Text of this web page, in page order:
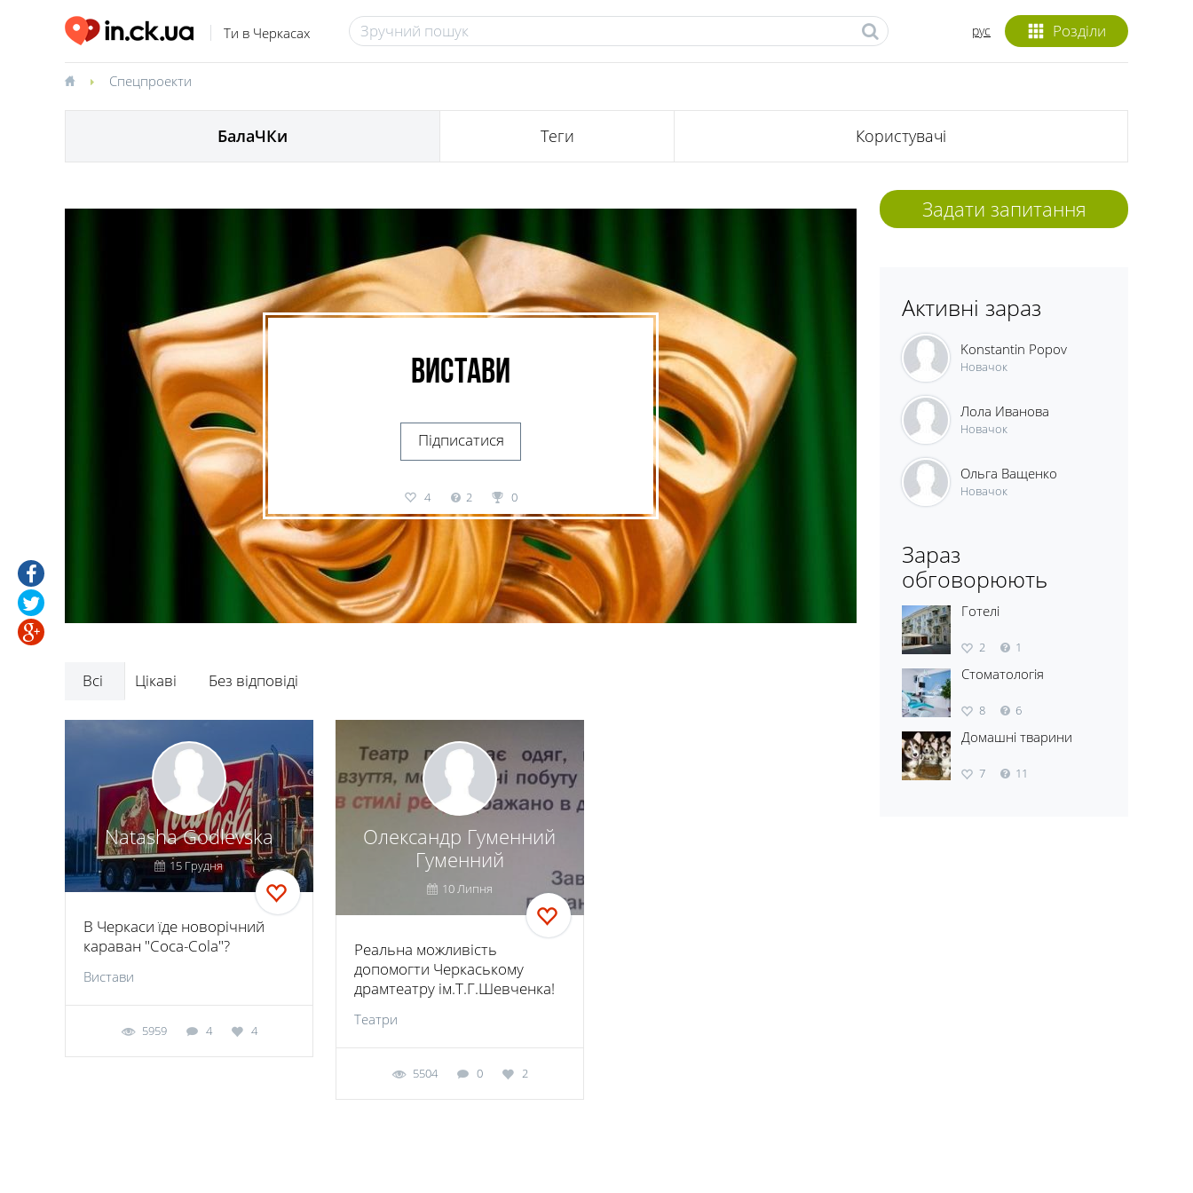
Ти в Черкасах Розділи
рус
Спецпроекти
БалаЧКи Теги Користувачі
Вистави
Підписатися
4 2 0
Всі Цікаві Без відповіді
Natasha Godlevska
15 Грудня
В Черкаси їде новорічний
караван "Coca-Cola"?
Вистави
5959 4 4
Олександр Гуменний
Гуменний
10 Липня
Реальна можливість
допомогти Черкаському
драмтеатру ім.Т.Г.Шевченка!
Театри
5504 0 2
Задати запитання
Активні зараз
Konstantin Popov
Новачок
Лола Иванова
Новачок
Ольга Ващенко
Новачок
Зараз
обговорюють
Готелі
2 1
Стоматологія
8 6
Домашні тварини
7 11